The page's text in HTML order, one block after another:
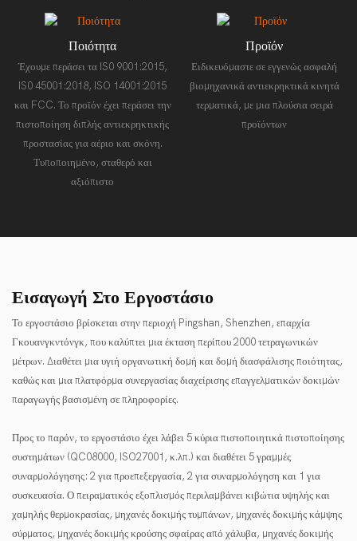
Ποιότητα
Έχουμε περάσει τα IS0 9001:2015,
IS0 45001:2018, ISO 14001:2015
και FCC. Το προϊόν έχει περάσει την
πιστοποίηση διπλής αντιεκρηκτικής
προστασίας για αέριο και σκόνη.
Τυποποιημένο, σταθερό και
αξιόπιστο
Προϊόν
Ειδικευόμαστε σε εγγενώς ασφαλή
βιομηχανικά αντιεκρηκτικά κινητά
τερματικά, με μια πλούσια σειρά
προϊόντων
Εισαγωγή Στο Εργοστάσιο
Το εργοστάσιο βρίσκεται στην περιοχή Pingshan, Shenzhen, επαρχία
Γκουανγκντόνγκ, που καλύπτει μια έκταση περίπου 2000 τετραγωνικών
μέτρων. Διαθέτει μια υγιή οργανωτική δομή και δομή διασφάλισης ποιότητας,
καθώς και μια πλατφόρμα συνεργασίας διαχείρισης επαγγελματικών δοκιμών
παραγωγής βασισμένη σε πληροφορίες.
Προς το παρόν, το εργοστάσιο έχει λάβει 5 κύρια πιστοποιητικά πιστοποίησης
συστημάτων (QC08000, ISO27001, κ.λπ.) και διαθέτει 5 γραμμές
συναρμολόγησης: 2 για προεπεξεργασία, 2 για συναρμολόγηση και 1 για
συσκευασία. Ο πειραματικός εξοπλισμός περιλαμβάνει κιβώτια υψηλής και
χαμηλής θερμοκρασίας, μηχανές δοκιμής τυμπάνων, μηχανές δοκιμής κάμψης
σύρματος, μηχανές δοκιμής κρούσης σφαίρας από χάλυβα, μηχανές δοκιμής